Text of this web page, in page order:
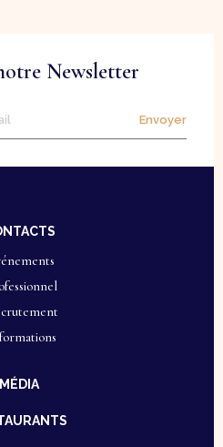
Newsletter
Envoyer
MÉDIA